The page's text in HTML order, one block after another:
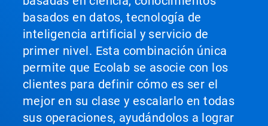
basados en datos, tecnología de
inteligencia artificial y servicio de
primer nivel. Esta combinación única
permite que Ecolab se asocie con los
clientes para definir cómo es ser el
mejor en su clase y escalarlo en todas
sus operaciones, ayudándolos a lograr